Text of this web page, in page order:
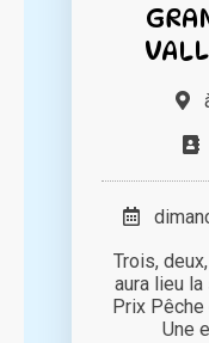
Trois,
aura lieu
Prix
Une